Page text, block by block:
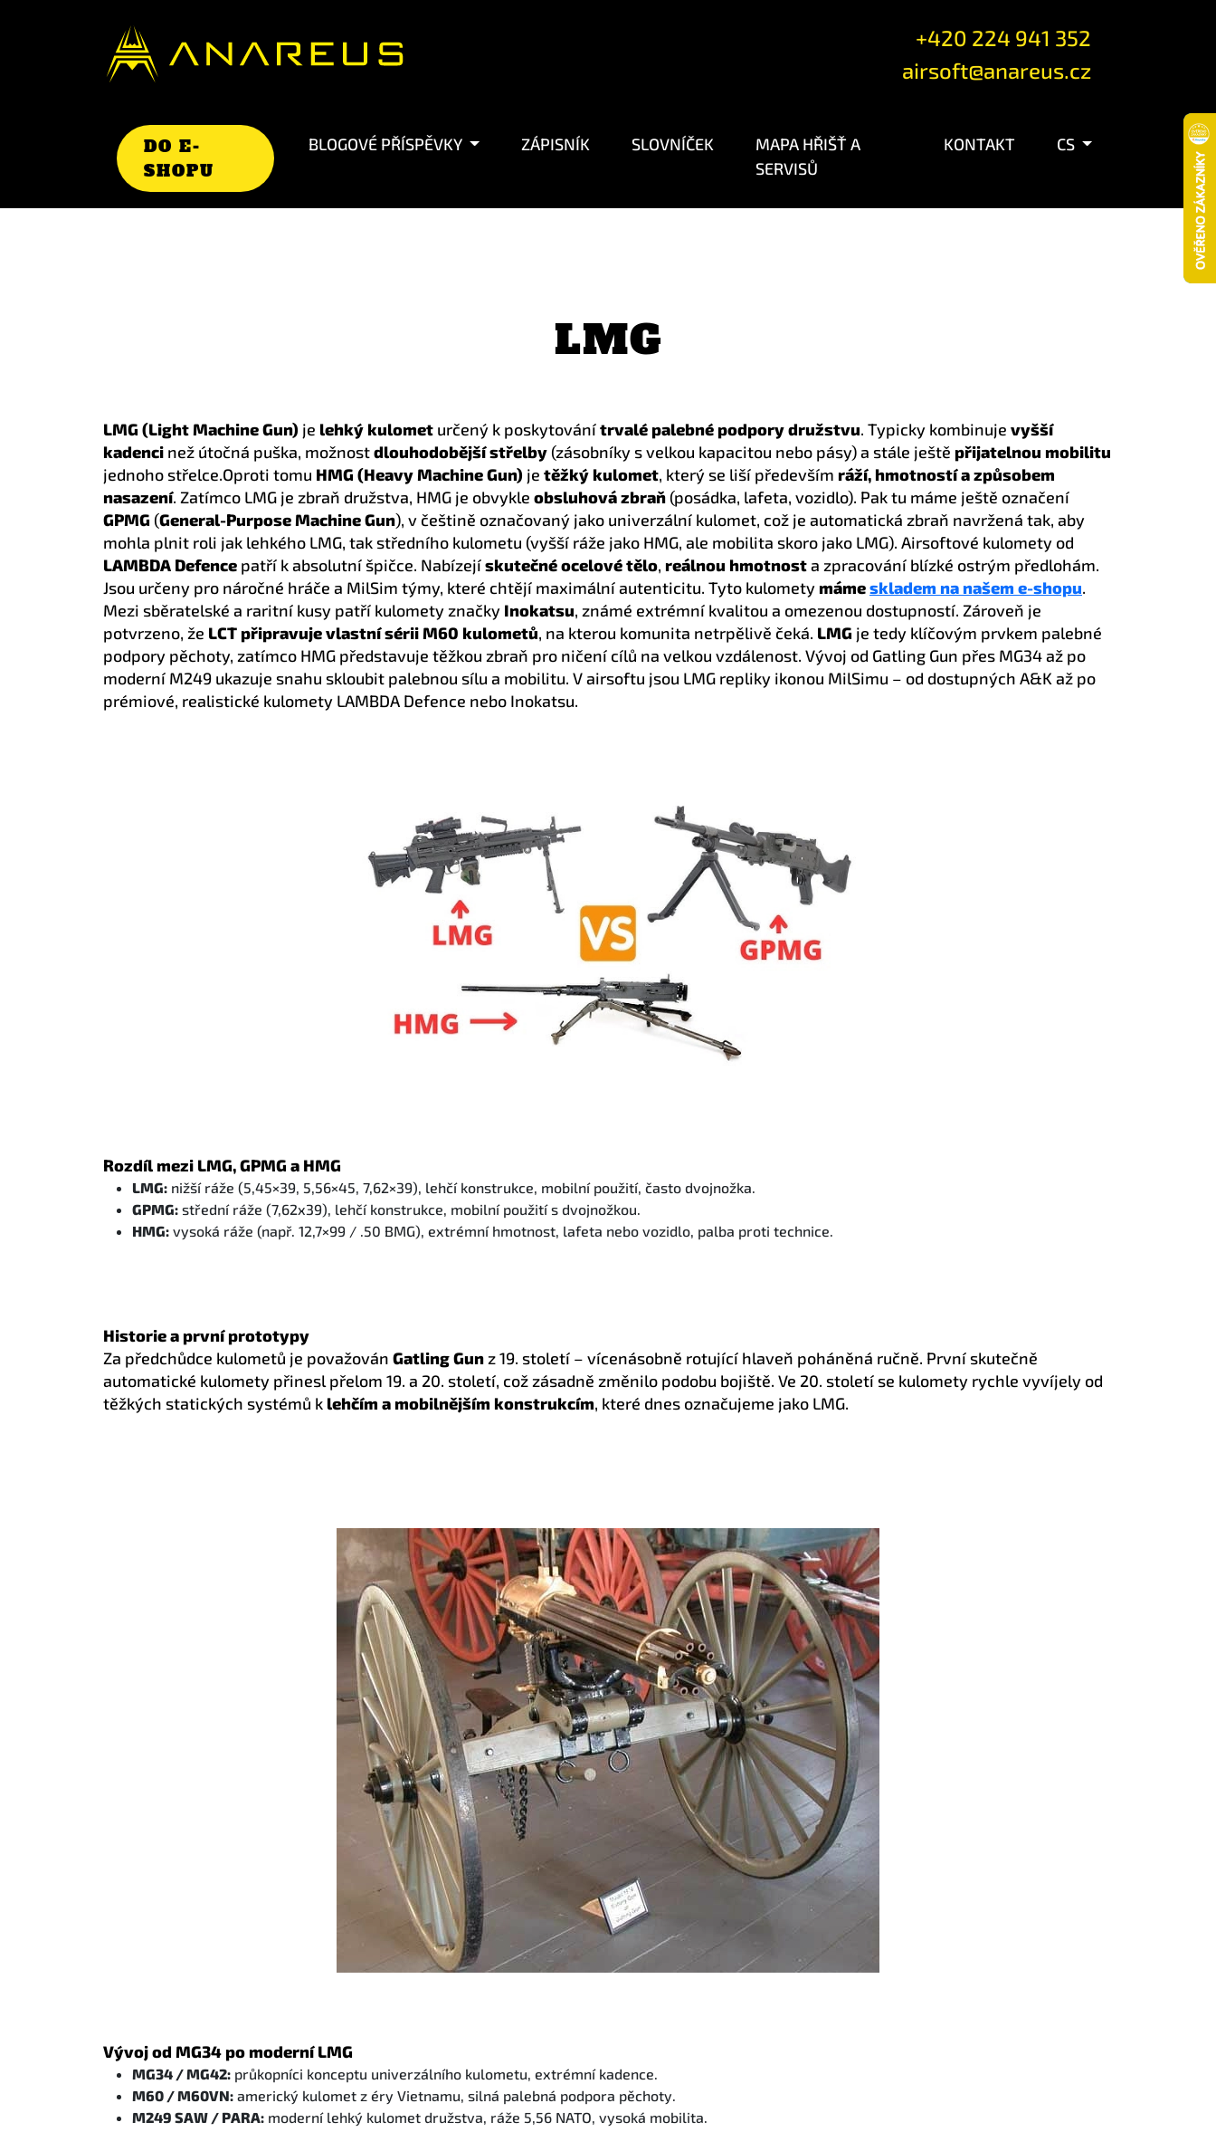
+420 224 941 352
airsoft@anareus.cz
DO E-
SHOPU
BLOGOVÉ PŘÍSPĚVKY ZÁPISNÍK SLOVNÍČEK
MAPA HŘIŠŤ A
SERVISŮ
KONTAKT CS
LMG
LMG (Light Machine Gun) je lehký kulomet určený k poskytovánítrvalé palebné podpory družstvu. Typicky kombinuje vyšší
kadenci než útočná puška, možnostdlouhodobější střelby (zásobníky s velkou kapacitou nebo pásy) a stále ještě přijatelnou mobilitu
jednoho střelce.Oproti tomu HMG (Heavy Machine Gun) je těžký kulomet, který se liší především ráží, hmotností a způsobem
nasazení. Zatímco LMG je zbraň družstva, HMG je obvykle obsluhová zbraň (posádka, lafeta, vozidlo). Pak tu máme ještě označení
GPMG (General-Purpose Machine Gun), v češtině označovaný jako univerzální kulomet, což je automatická zbraň navržená tak, aby
mohla plnit roli jak lehkého LMG, tak středního kulometu (vyšší ráže jako HMG, ale mobilita skoro jako LMG). Airsoftové kulomety od
LAMBDA Defence patří k absolutní špičce. Nabízejískutečné ocelové tělo, reálnou hmotnosta zpracování blízké ostrým předlohám.
Jsou určeny pro náročné hráče a MilSim týmy, které chtějí maximální autenticitu. Tyto kulomety mámeskladem na našem e-shopu.
Mezi sběratelské a raritní kusy patří kulomety značky Inokatsu, známé extrémní kvalitou a omezenou dostupností. Zároveň je
potvrzeno, že LCT připravuje vlastní sérii M60 kulometů, na kterou komunita netrpělivě čeká. LMG je tedy klíčovým prvkem palebné
podpory pěchoty, zatímco HMG představuje těžkou zbraň pro ničení cílů na velkou vzdálenost. Vývoj od Gatling Gun přes MG34 až po
moderní M249 ukazuje snahu skloubit palebnou sílu a mobilitu. V airsoftu jsou LMG repliky ikonou MilSimu – od dostupných A&K až po
prémiové, realistické kulomety LAMBDA Defence nebo Inokatsu.
Rozdíl mezi LMG, GPMG a HMG
LMG: nižší ráže (5,45×39, 5,56×45, 7,62×39), lehčí konstrukce, mobilní použití, často dvojnožka.
GPMG: střední ráže (7,62x39), lehčí konstrukce, mobilní použití s dvojnožkou.
HMG: vysoká ráže (např. 12,7×99 / .50 BMG), extrémní hmotnost, lafeta nebo vozidlo, palba proti technice.
Historie a první prototypy
Za předchůdce kulometů je považován Gatling Gun z 19. století – vícenásobně rotující hlaveň poháněná ručně. První skutečně
automatické kulomety přinesl přelom 19. a 20. století, což zásadně změnilo podobu bojiště. Ve 20. století se kulomety rychle vyvíjely od
těžkých statických systémů k lehčím a mobilnějším konstrukcím, které dnes označujeme jako LMG.
Vývoj od MG34 po moderní LMG
MG34 / MG42: průkopníci konceptu univerzálního kulometu, extrémní kadence.
M60 / M60VN: americký kulomet z éry Vietnamu, silná palebná podpora pěchoty.
M249 SAW / PARA: moderní lehký kulomet družstva, ráže 5,56 NATO, vysoká mobilita.